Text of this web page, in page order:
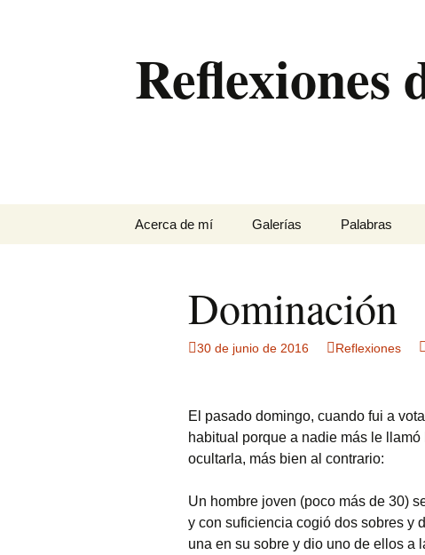
Reflexiones
Acerca de mí Galerías
Con perros en un pinar
de Chiclana
Eclipses de sol
Fotos curiosas
Museo de aperos y
útiles
Palabras
Dominación
30 de junio de 2016 Reflexiones
El pasado domingo, cuando fui a
habitual porque a nadie más le
ocultarla, más bien al contrario:
Un hombre joven (poco más de 30)
y con suficiencia cogió dos sobres y
una en su sobre y dio uno de ellos a